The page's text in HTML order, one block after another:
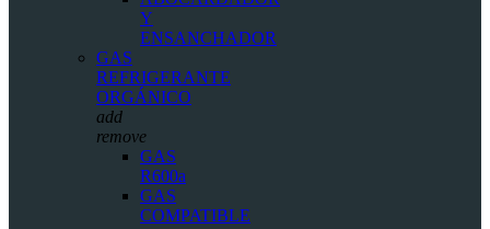
Y
ENSANCHADOR
GAS
REFRIGERANTE
ORGÁNICO
add
remove
GAS
R600a
GAS
COMPATIBLE